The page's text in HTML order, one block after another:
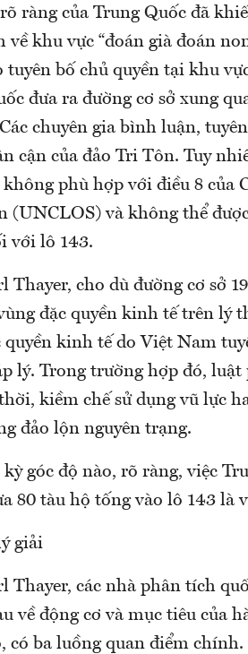
ràng của Trung Quốc đã
về khu vực “đoán già đoán
tuyên bố chủ quyền tại khu
đưa ra đường cơ sở xung
chuyên gia bình luận,
cận của đảo Tri Tôn. Tuy
phù hợp với điều 8 của
(UNCLOS) và không thể
với lô 143.
Thayer, cho dù đường cơ sở
đặc quyền kinh tế trên lý
quyền kinh tế do Việt Nam
lý. Trong trường hợp đó,
kiềm chế sử dụng vũ lực
đảo lộn nguyên trạng.
góc độ nào, rõ ràng, việc
80 tàu hộ tống vào lô 143 là
giải
Thayer, các nhà phân tích
về động cơ và mục tiêu của
có ba luồng quan điểm chính.